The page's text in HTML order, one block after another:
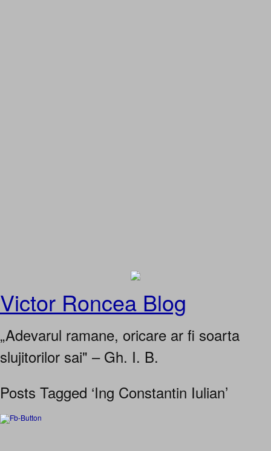
Victor Roncea Blog
„Adevarul ramane, oricare ar fi soarta
slujitorilor sai" – Gh. I. B.
Posts Tagged ‘Ing Constantin Iulian’